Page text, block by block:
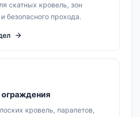
скатных кровель, зон
безопасного прохода.
кровель, парапетов,